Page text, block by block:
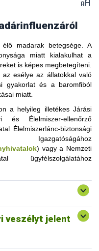
madarak betegsége. A
miatt kialakulhat a
is képes megbetegíteni.
esélye az állatokkal való
gyakorlat és a baromfiból
miatt.
a helyileg illetékes Járási
és Élelmiszer-ellenőrző
Élelmiszerlánc-biztonsági
) vagy a Nemzeti
ügyfélszolgálatához
vírusok családjába
A madárinfluenza
alapján két nagy
sorolhatóak. A
genetikailag
(H és N
a legerősebb
altípusoknak van. A
jellegtelensége miatt
a vírust vagy annak
van szükség.
veszélyt jelent
(H5N8) kitörése óta ezzel
Európában
hatékony módszere a
közvetlen érintkezés
ajánlott orrot és
higiéniára,